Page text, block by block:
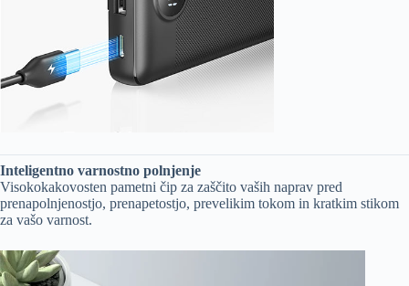
Inteligentno varnostno polnjenje
Visokokakovosten pametni čip za zaščito vaših naprav pred
prenapolnjenostjo, prenapetostjo, prevelikim tokom in kratkim stikom
za vašo varnost.